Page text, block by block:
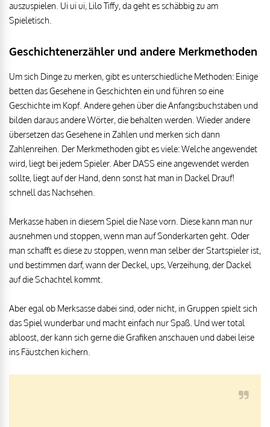
auszuspielen. Ui ui ui, Lilo Tiffy, da geht es schäbbig zu am
Spieletisch.
Geschichtenerzähler und andere Merkmethoden
Um sich Dinge zu merken, gibt es unterschiedliche Methoden: Einige
betten das Gesehene in Geschichten ein und führen so eine
Geschichte im Kopf. Andere gehen über die Anfangsbuchstaben und
bilden daraus andere Wörter, die behalten werden. Wieder andere
übersetzen das Gesehene in Zahlen und merken sich dann
Zahlenreihen. Der Merkmethoden gibt es viele: Welche angewendet
wird, liegt bei jedem Spieler. Aber DASS eine angewendet werden
sollte, liegt auf der Hand, denn sonst hat man in Dackel Drauf!
schnell das Nachsehen.
Merkasse haben in diesem Spiel die Nase vorn. Diese kann man nur
ausnehmen und stoppen, wenn man auf Sonderkarten geht. Oder
man schafft es diese zu stoppen, wenn man selber der Startspieler ist,
und bestimmen darf, wann der Deckel, ups, Verzeihung, der Dackel
auf die Schachtel kommt.
Aber egal ob Merksasse dabei sind, oder nicht, in Gruppen spielt sich
das Spiel wunderbar und macht einfach nur Spaß. Und wer total
abloost, der kann sich gerne die Grafiken anschauen und dabei leise
ins Fäustchen kichern.